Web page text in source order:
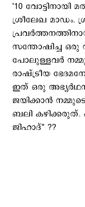
'10 വോട്ടിനായി
ശ്രീലേഖ
സന്തോഷിച്ച ഒരു
പോലുള്ളവർ
രാഷ്ട്രീയ
ഇത് ഒരു
ജയിക്കാൻ
ബലി കഴിക്കരുത്.
ജിഹാദ്" ??